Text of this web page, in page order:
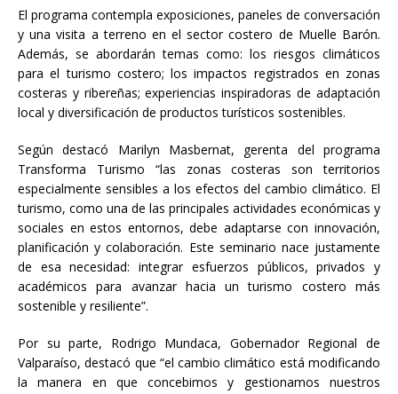
El programa contempla exposiciones, paneles de conversación
y una visita a terreno en el sector costero de Muelle Barón.
Además, se abordarán temas como: los riesgos climáticos
para el turismo costero; los impactos registrados en zonas
costeras y ribereñas; experiencias inspiradoras de adaptación
local y diversificación de productos turísticos sostenibles.
Según destacó Marilyn Masbernat, gerenta del programa
Transforma Turismo “las zonas costeras son territorios
especialmente sensibles a los efectos del cambio climático. El
turismo, como una de las principales actividades económicas y
sociales en estos entornos, debe adaptarse con innovación,
planificación y colaboración. Este seminario nace justamente
de esa necesidad: integrar esfuerzos públicos, privados y
académicos para avanzar hacia un turismo costero más
sostenible y resiliente”.
Por su parte, Rodrigo Mundaca, Gobernador Regional de
Valparaíso, destacó que “el cambio climático está modificando
la manera en que concebimos y gestionamos nuestros